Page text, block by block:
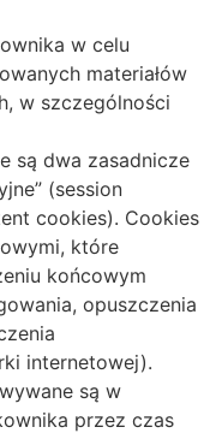
w celu
materiałów
w szczególności
są dwa zasadnicze
(session
cookies). Cookies
które
końcowym
opuszczenia
internetowej).
są w
przez czas